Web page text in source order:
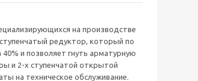
на производстве
редуктор, который по
и позволяет гнуть арматурную
и 2-х ступенчатой открытой
на техническое обслуживание.